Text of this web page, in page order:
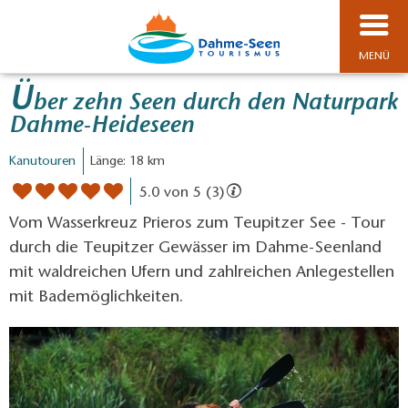
MENÜ
Über zehn Seen durch den Naturpark
Dahme-Heideseen
Kanutouren Länge: 18 km
5.0 von 5 (3)
Vom Wasserkreuz Prieros zum Teupitzer See - Tour
durch die Teupitzer Gewässer im Dahme-Seenland
mit waldreichen Ufern und zahlreichen Anlegestellen
mit Bademöglichkeiten.